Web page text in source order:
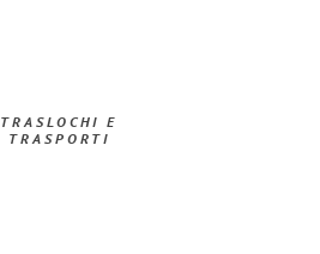
TRASLOCHI E
TRASPORTI​